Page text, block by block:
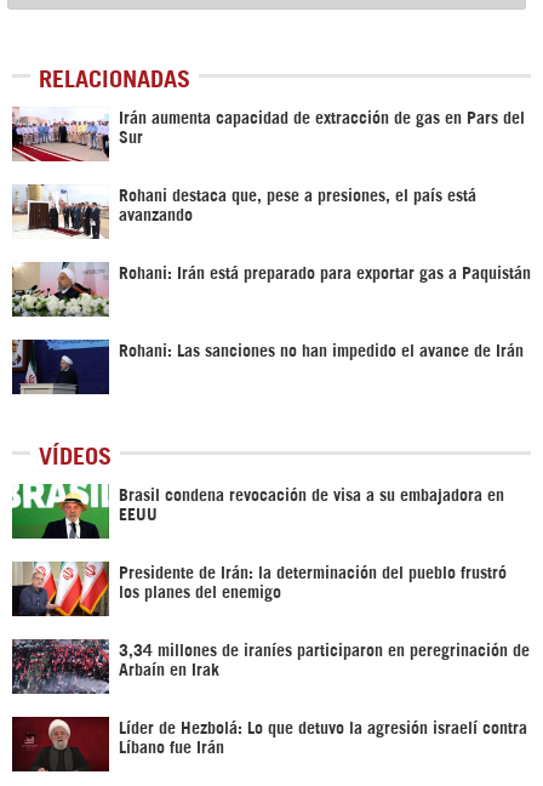
RELACIONADAS
Irán aumenta capacidad de extracción de gas en Pars del
Sur
Rohani destaca que, pese a presiones, el país está
avanzando
Rohani: Irán está preparado para exportar gas a Paquistán
Rohani: Las sanciones no han impedido el avance de Irán
VÍDEOS
Brasil condena revocación de visa a su embajadora en
EEUU
Presidente de Irán: la determinación del pueblo frustró
los planes del enemigo
3,34 millones de iraníes participaron en peregrinación de
Arbaín en Irak
Líder de Hezbolá: Lo que detuvo la agresión israelí contra
Líbano fue Irán